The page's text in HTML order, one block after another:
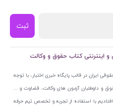
ثبت
و اینترنتی کتاب حقوق و وکالت
ایران در قالب پایگاه خبری اختبار، با توجه
و داوطلبان آزمون های وکالت، قضاوت و ...
افتادیم با استفاده از تجربه و تخصص تیم حرفه